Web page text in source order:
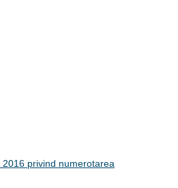
privind numerotarea